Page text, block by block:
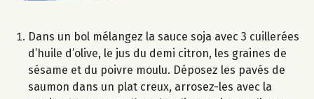
Dans un bol mélangez la sauce soja avec 3 cuillerées
d’huile d’olive, le jus du demi citron, les graines de
sésame et du poivre moulu. Déposez les pavés de
saumon dans un plat creux, arrosez-les avec la